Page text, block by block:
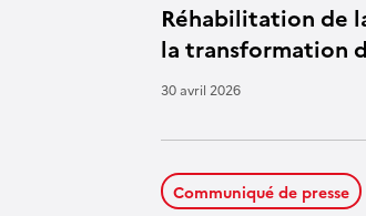
Réhabilitation de
la transformation
30 avril 2026
Communiqué de presse